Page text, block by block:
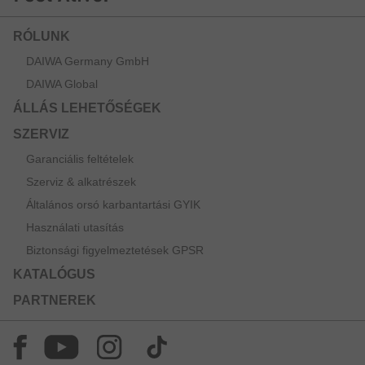
RÓLUNK
DAIWA Germany GmbH
DAIWA Global
ÁLLÁS LEHETŐSÉGEK
SZERVIZ
Garanciális feltételek
Szerviz & alkatrészek
Általános orsó karbantartási GYIK
Használati utasítás
Biztonsági figyelmeztetések GPSR
KATALÓGUS
PARTNEREK